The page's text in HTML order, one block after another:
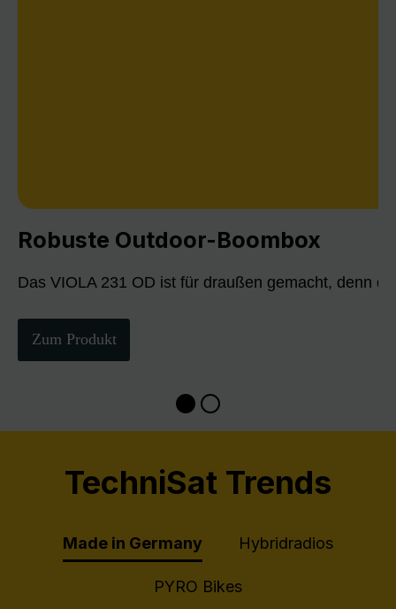
Robuste Outdoor-Boombox
Das VIOLA 231 OD ist für draußen gemacht, denn
Zum Produkt
TechniSat Trends
Made in Germany Hybridradios
PYRO Bikes